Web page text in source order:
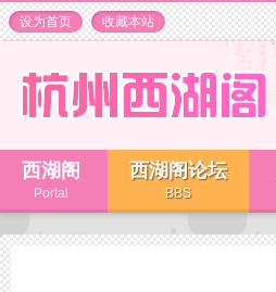
设为首页 收藏本站
西湖阁
Portal
西湖阁论坛
BBS